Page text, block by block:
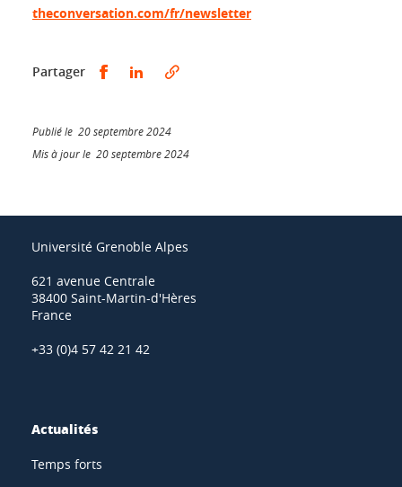
theconversation.com/fr/newsletter
Partager Partager sur Facebook
Partager sur LinkedIn
Publié le 20 septembre 2024
Mis à jour le 20 septembre 2024
Université Grenoble Alpes
621 avenue Centrale
38400 Saint-Martin-d'Hères
France
+33 (0)4 57 42 21 42
Actualités
Temps forts